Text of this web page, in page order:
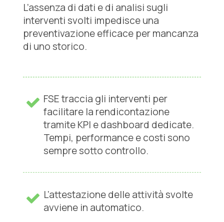
L’assenza di dati e di analisi sugli
interventi svolti impedisce una
preventivazione efficace per mancanza
di uno storico.
FSE traccia gli interventi per
facilitare la rendicontazione
tramite KPl e dashboard dedicate.
Tempi, performance e costi sono
sempre sotto controllo.
L'attestazione delle attività svolte
avviene in automatico.